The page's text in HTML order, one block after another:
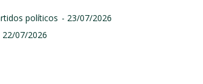
políticos - 23/07/2026
22/07/2026